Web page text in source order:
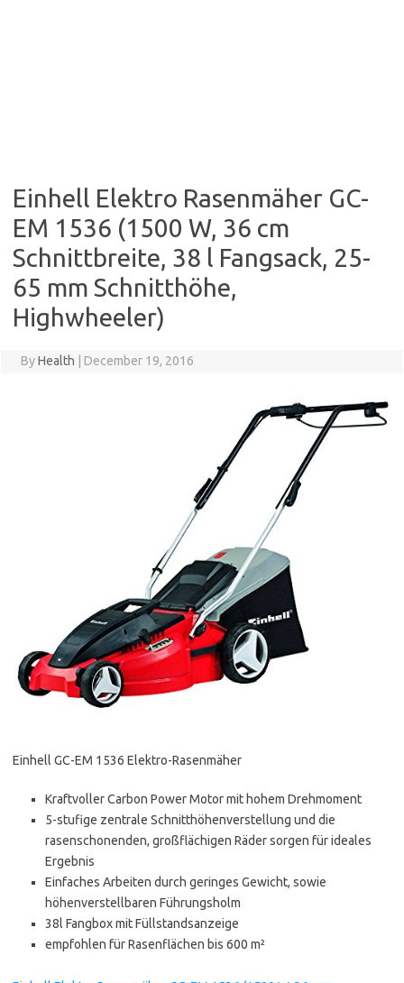
Einhell Elektro Rasenmäher GC-
EM 1536 (1500 W, 36 cm
Schnittbreite, 38 l Fangsack, 25-
65 mm Schnitthöhe,
Highwheeler)
ByHealth December 19, 2016
Einhell GC-EM 1536 Elektro-Rasenmäher
Kraftvoller Carbon Power Motor mit hohem Drehmoment
5-stufige zentrale Schnitthöhenverstellung und die
rasenschonenden, großflächigen Räder sorgen für ideales
Ergebnis
Einfaches Arbeiten durch geringes Gewicht, sowie
höhenverstellbaren Führungsholm
38l Fangbox mit Füllstandsanzeige
empfohlen für Rasenflächen bis 600 m²